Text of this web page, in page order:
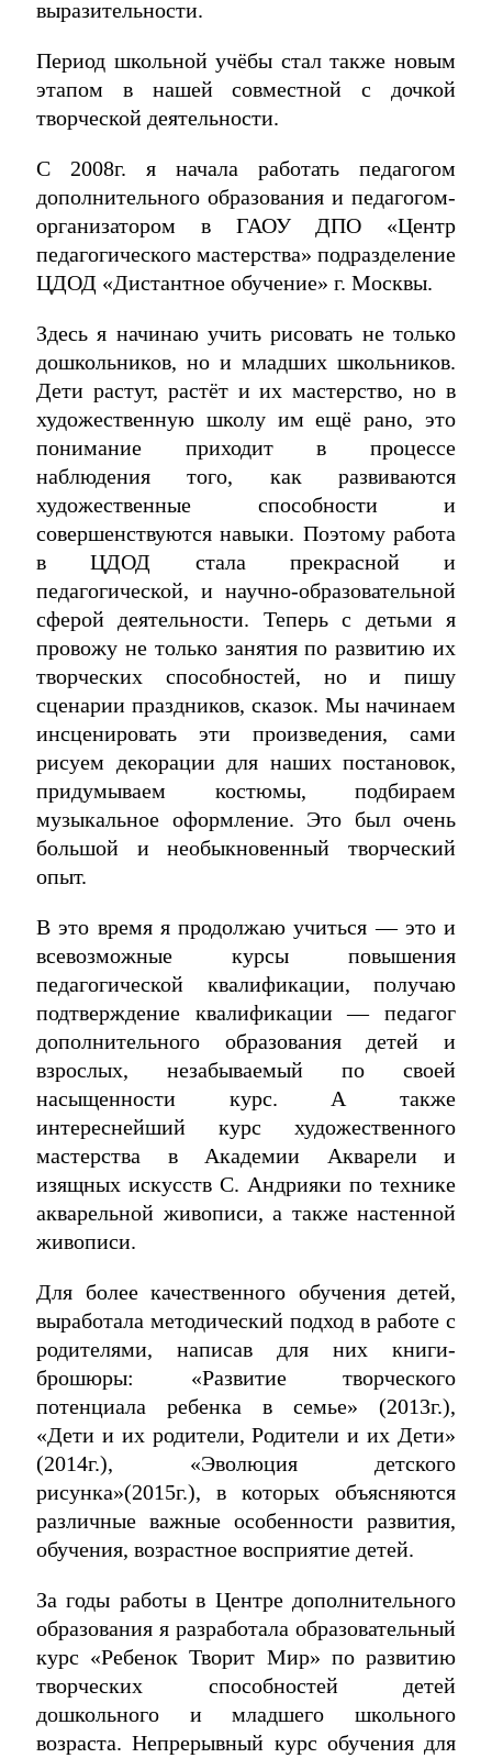
выразительности.
Период школьной учёбы стал также новым
этапом в нашей совместной с дочкой
творческой деятельности.
С 2008г. я начала работать педагогом
дополнительного образования и педагогом-
организатором в ГАОУ ДПО «Центр
педагогического мастерства» подразделение
ЦДОД «Дистантное обучение» г. Москвы.
Здесь я начинаю учить рисовать не только
дошкольников, но и младших школьников.
Дети растут, растёт и их мастерство, но в
художественную школу им ещё рано, это
понимание приходит в процессе
наблюдения того, как развиваются
художественные способности и
совершенствуются навыки. Поэтому работа
в ЦДОД стала прекрасной и
педагогической, и научно-образовательной
сферой деятельности. Теперь с детьми я
провожу не только занятия по развитию их
творческих способностей, но и пишу
сценарии праздников, сказок. Мы начинаем
инсценировать эти произведения, сами
рисуем декорации для наших постановок,
придумываем костюмы, подбираем
музыкальное оформление. Это был очень
большой и необыкновенный творческий
опыт.
В это время я продолжаю учиться — это и
всевозможные курсы повышения
педагогической квалификации, получаю
подтверждение квалификации — педагог
дополнительного образования детей и
взрослых, незабываемый по своей
насыщенности курс. А также
интереснейший курс художественного
мастерства в Академии Акварели и
изящных искусств С. Андрияки по технике
акварельной живописи, а также настенной
живописи.
Для более качественного обучения детей,
выработала методический подход в работе с
родителями, написав для них книги-
брошюры: «Развитие творческого
потенциала ребенка в семье» (2013г.),
«Дети и их родители, Родители и их Дети»
(2014г.), «Эволюция детского
рисунка»(2015г.), в которых объясняются
различные важные особенности развития,
обучения, возрастное восприятие детей.
За годы работы в Центре дополнительного
образования я разработала образовательный
курс «Ребенок Творит Мир» по развитию
творческих способностей детей
дошкольного и младшего школьного
возраста. Непрерывный курс обучения для